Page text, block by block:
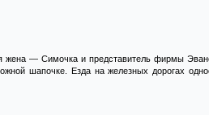
жена — Симочка и представитель фирмы
шапочке. Езда на железных дорогах